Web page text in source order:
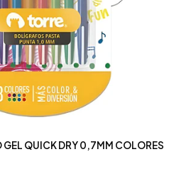
GEL QUICK DRY 0,7MM COLORES